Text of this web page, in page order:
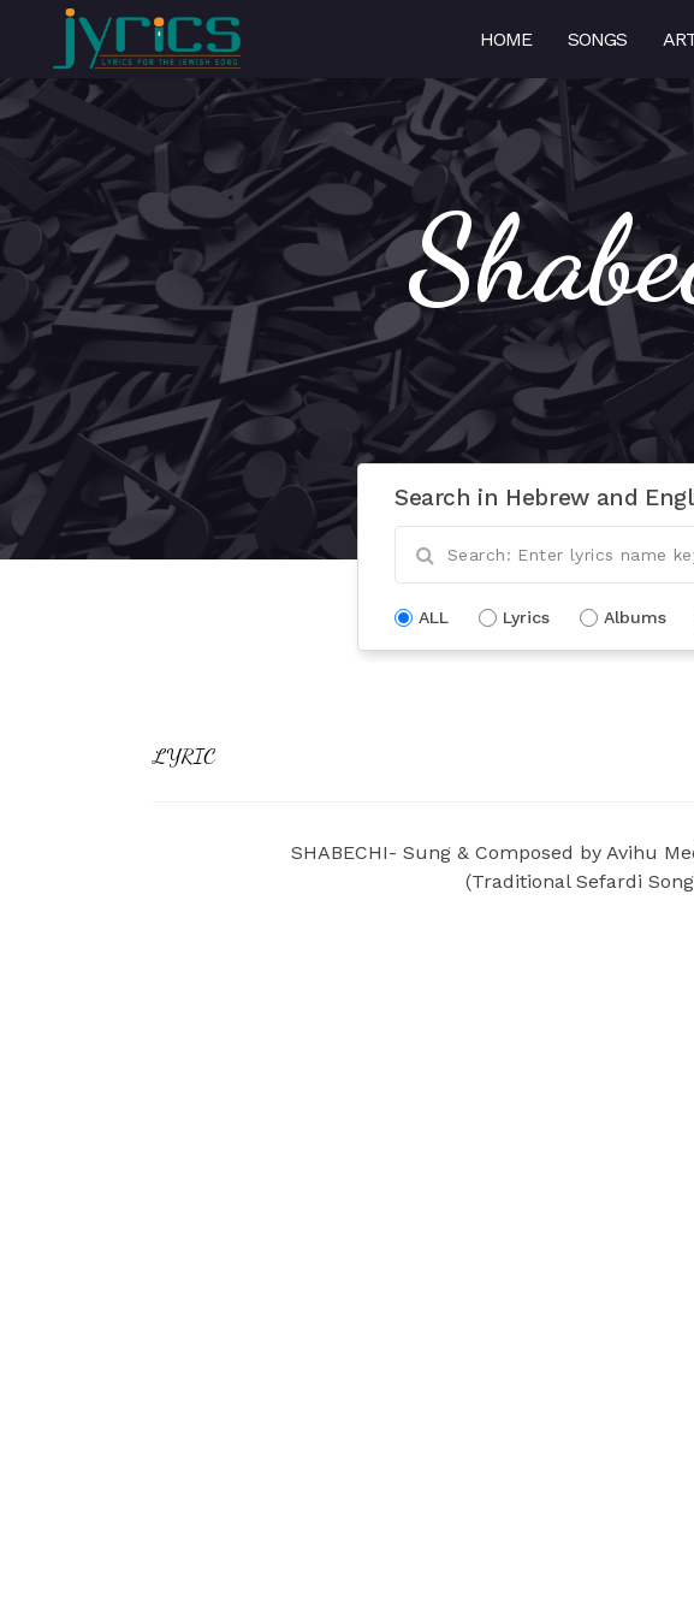
HOME SONGS
Search in Hebrew and
ALL Lyrics Albums
LYRIC
SHABECHI- Sung & Composed by Avihu
(Traditional Sefardi